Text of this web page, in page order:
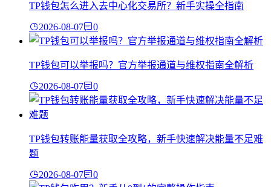
TP钱包怎么进入去中心化交易所？新手实操全指南
2026-08-07 0
TP钱包可以举报吗？官方举报通道与维权指南全解析
2026-08-07 0
TP钱包转账能量获取全攻略，新手快速解决能量不足难
题
2026-08-07 0